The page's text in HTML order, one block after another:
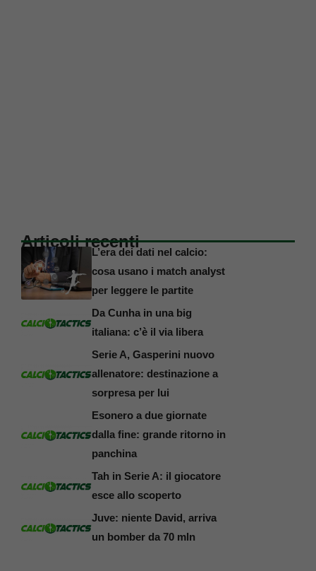
Articoli recenti
L’era dei dati nel calcio:
cosa usano i match analyst
per leggere le partite
Da Cunha in una big
italiana: c’è il via libera
Serie A, Gasperini nuovo
allenatore: destinazione a
sorpresa per lui
Esonero a due giornate
dalla fine: grande ritorno in
panchina
Tah in Serie A: il giocatore
esce allo scoperto
Juve: niente David, arriva
un bomber da 70 mln